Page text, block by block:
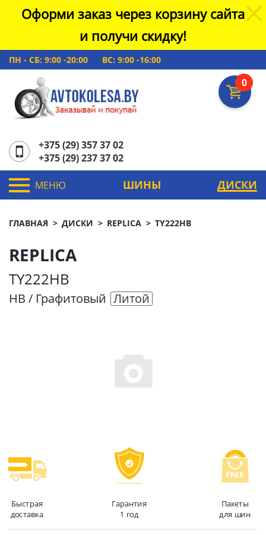
Оформи заказ через корзину сайта
и получи скидку!
ПН - СБ: 9:00 -20:00 ВС: 9:00 -16:00
0
+375 (29) 357 37 02
+375 (29) 237 37 02
МЕНЮ ШИНЫ ДИСКИ
ГЛАВНАЯ ДИСКИ REPLICA TY222HB
REPLICA
TY222HB
HB / Графитовый Литой
Быстрая
доставка
Гарантия
1 год
Пакеты
для шин